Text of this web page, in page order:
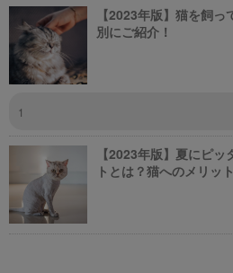
ばと思います。
モチ
なっ
【2023年版】猫を飼
別にご紹介！
1
【2023年版】夏にピ
トとは？猫へのメリッ